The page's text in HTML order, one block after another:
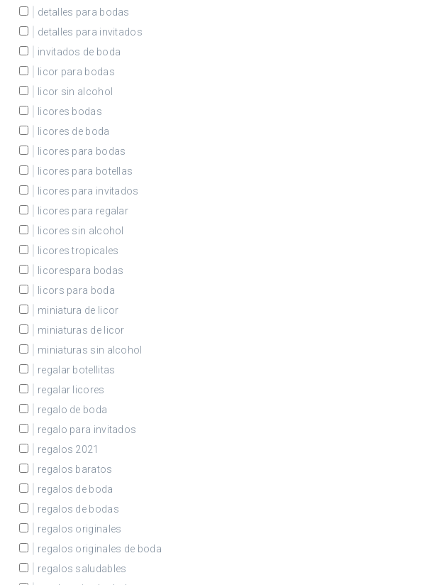
detalles para bodas
detalles para invitados
invitados de boda
licor para bodas
licor sin alcohol
licores bodas
licores de boda
licores para bodas
licores para botellas
licores para invitados
licores para regalar
licores sin alcohol
licores tropicales
licorespara bodas
licors para boda
miniatura de licor
miniaturas de licor
miniaturas sin alcohol
regalar botellitas
regalar licores
regalo de boda
regalo para invitados
regalos 2021
regalos baratos
regalos de boda
regalos de bodas
regalos originales
regalos originales de boda
regalos saludables